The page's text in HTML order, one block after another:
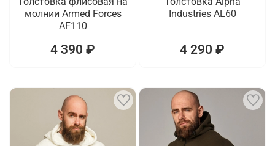
молнии Armed Forces
AF110
4 390 ₽
Industries AL60
4 290 ₽